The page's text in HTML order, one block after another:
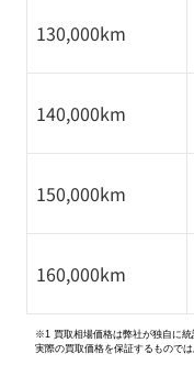
130,000km
140,000km
150,000km
160,000km
※1 買取相場価格は弊社が独自に統
実際の買取価格を保証するものでは